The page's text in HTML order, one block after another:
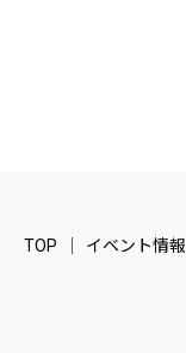
TOP イベント情報